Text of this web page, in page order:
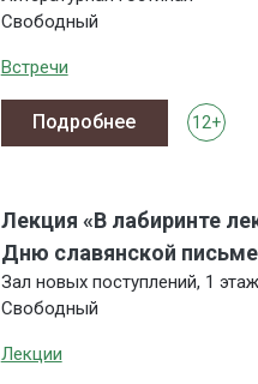
Свободный
Встречи
12+
Подробнее
Лекция «В лабиринте
Дню славянской
Зал новых поступлений, 1 этаж
Свободный
Лекции